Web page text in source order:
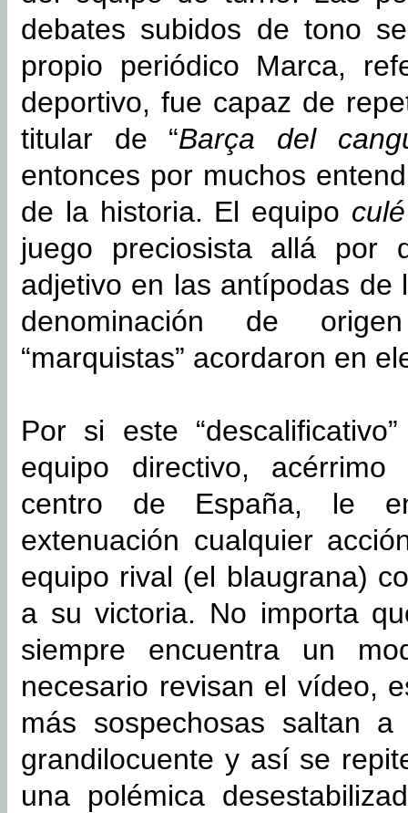
debates subidos de tono
propio periódico Marca,
deportivo, fue capaz de
titular de “Barça del
entonces por muchos
de la historia. El equipo culé
juego preciosista allá por
adjetivo en las antípodas de
denominación de
“marquistas” acordaron en
Por si este
equipo directivo,
centro de España, le
extenuación cualquier
equipo rival (el blaugrana)
a su victoria. No importa
siempre encuentra un
necesario revisan el vídeo,
más sospechosas saltan
grandilocuente y así se
una polémica